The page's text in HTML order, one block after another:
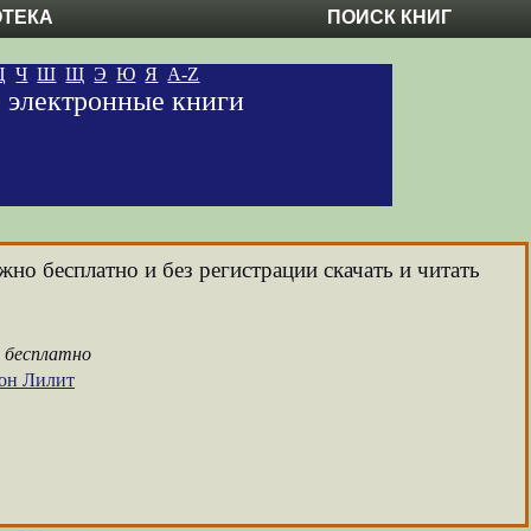
ПОИСК КНИГ
Ч Ш Щ Э Ю Я A-Z
электронные книги
бесплатно и без регистрации скачать и читать
Лилит